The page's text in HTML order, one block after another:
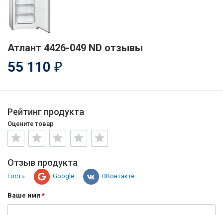
Атлант 4426-049 ND отзывы
55 110 ₽
Рейтинг продукта
Оцените товар
Отзыв продукта
Гость Google ВКонтакте
Ваше имя